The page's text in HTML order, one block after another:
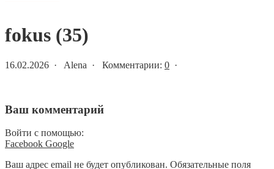
fokus (35)
16.02.2026 · Alena · Комментарии: 0 ·
Ваш комментарий
Войти с помощью:
Facebook Google
Ваш адрес email не будет опубликован. Обязательные поля